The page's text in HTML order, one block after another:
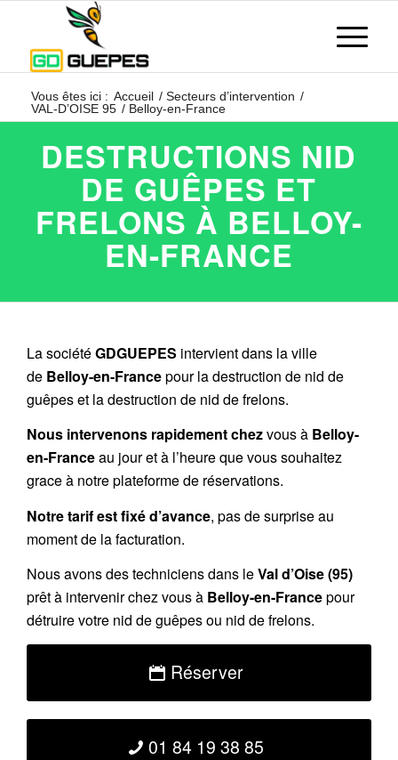
Vous êtes ici : Accueil / Secteurs d’intervention /
VAL-D’OISE 95 / Belloy-en-France
DESTRUCTIONS NID
DE GUÊPES ET
FRELONS À BELLOY-
EN-FRANCE
La sociétéGDGUEPES intervient dans la ville
de Belloy-en-Francepour la destruction de nid de
guêpes et la destruction de nid de frelons.
Nous intervenons rapidement chezvous à Belloy-
en-Franceau jour et à l’heure que vous souhaitez
grace à notre plateforme de réservations.
Notre tarif est fixé d’avance, pas de surprise au
moment de la facturation.
Nous avons des techniciens dans leVal d’Oise (95)
prêt à intervenir chez vous à Belloy-en-Francepour
détruire votre nid de guêpes ou nid de frelons.
Réserver
01 84 19 38 85